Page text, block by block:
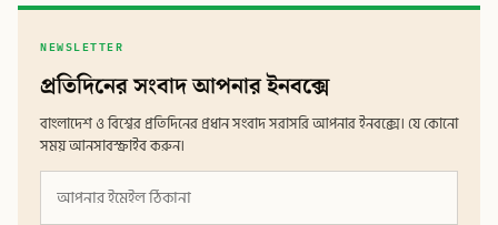
NEWSLETTER
প্রতিদিনের সংবাদ আপনার ইনবক্সে
বাংলাদেশ ও বিশ্বের প্রতিদিনের প্রধান সংবাদ সরাসরি আপনার ইনবক্সে। যে কোনো
সময় আনসাবস্ক্রাইব করুন।